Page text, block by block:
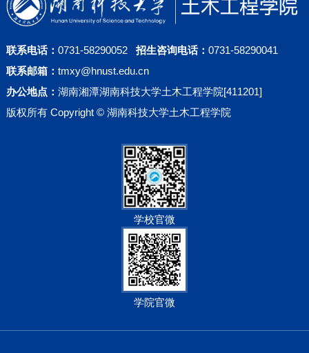
联系电话： 0731-58290052 招生咨询电话： 0731-58290041
联系邮箱： tmxy@hnust.edu.cn
办公地点： 湖南湘潭湖南科技大学土木工程学院[411201]
版权所有 Copyright © 湖南科技大学土木工程学院
学校官微
学院官微